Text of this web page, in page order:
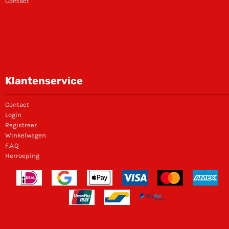
Klantenservice
Contact
Login
Registreer
Winkelwagen
F.A.Q
Herroeping